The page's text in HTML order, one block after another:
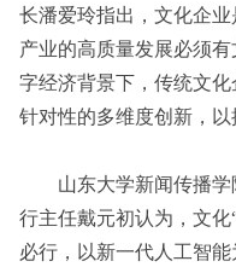
长潘爱玲指出，文化企
产业的高质量发展必须
字经济背景下，传统文
针对性的多维度创新，以
山东大学新闻传播学
行主任戴元初认为，文
必行，以新一代人工智